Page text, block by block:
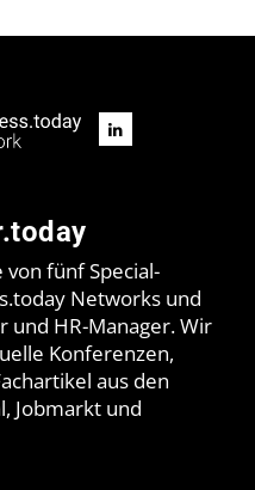
fünf Special-
Networks und
und HR-Manager. Wir
Konferenzen,
aus den
Jobmarkt und